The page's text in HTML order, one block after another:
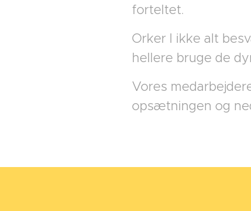
forteltet.
Orker I ikke alt
hellere bruge de
Vores
opsætningen og